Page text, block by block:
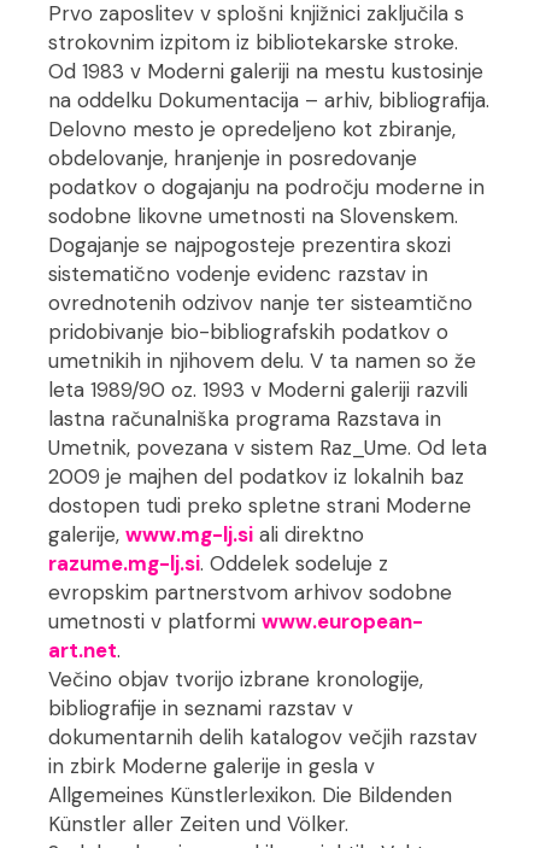
Prvo zaposlitev v splošni knjižnici zaključila s
strokovnim izpitom iz bibliotekarske stroke.
Od 1983 v Moderni galeriji na mestu kustosinje
na oddelku Dokumentacija – arhiv, bibliografija.
Delovno mesto je opredeljeno kot zbiranje,
obdelovanje, hranjenje in posredovanje
podatkov o dogajanju na področju moderne in
sodobne likovne umetnosti na Slovenskem.
Dogajanje se najpogosteje prezentira skozi
sistematično vodenje evidenc razstav in
ovrednotenih odzivov nanje ter sisteamtično
pridobivanje bio-bibliografskih podatkov o
umetnikih in njihovem delu. V ta namen so že
leta 1989/90 oz. 1993 v Moderni galeriji razvili
lastna računalniška programa Razstava in
Umetnik, povezana v sistem Raz_Ume. Od leta
2009 je majhen del podatkov iz lokalnih baz
dostopen tudi preko spletne strani Moderne
galerije,www.mg-lj.si ali direktno
razume.mg-lj.si. Oddelek sodeluje z
evropskim partnerstvom arhivov sodobne
umetnosti v platformiwww.european-
art.net.
Večino objav tvorijo izbrane kronologije,
bibliografije in seznami razstav v
dokumentarnih delih katalogov večjih razstav
in zbirk Moderne galerije in gesla v
Allgemeines Künstlerlexikon. Die Bildenden
Künstler aller Zeiten und Völker.